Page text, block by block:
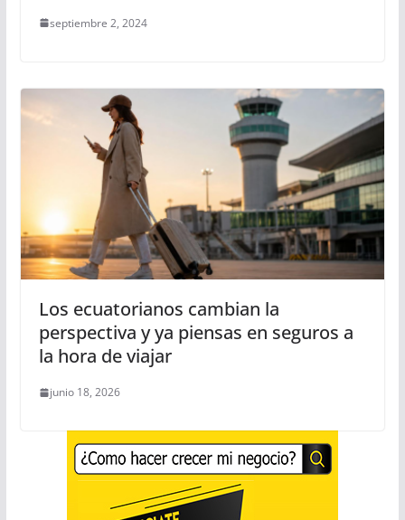
septiembre 2, 2024
Los ecuatorianos cambian la
perspectiva y ya piensas en seguros a
la hora de viajar
junio 18, 2026